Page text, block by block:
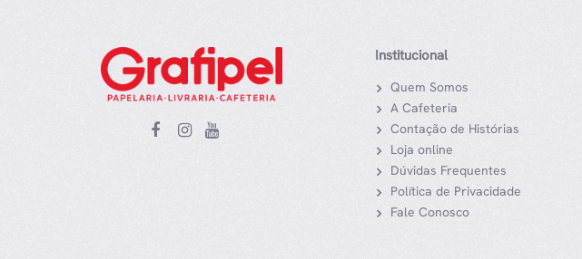
Institucional
Quem Somos
A Cafeteria
Contação de Histórias
Loja online
Dúvidas Frequentes
Política de Privacidade
Fale Conosco